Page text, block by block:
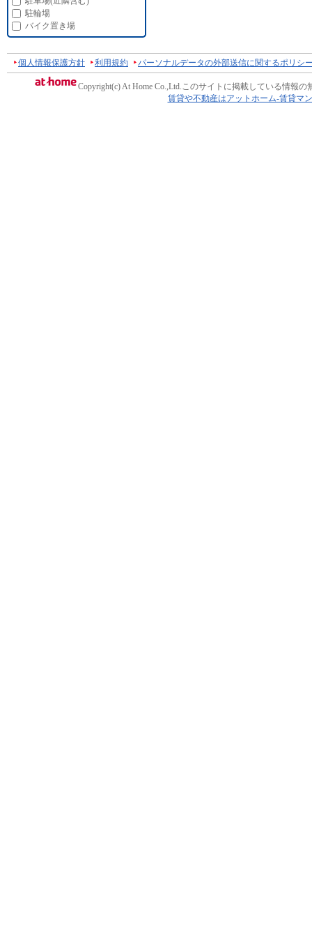
駐輪場
バイク置き場
個人情報保護方針 利用規約 パーソナルデータの外部送信に関するポリシ
Copyright(c) At Home Co.,Ltd.このサイトに掲載している情報の
賃貸や不動産はアットホーム-賃貸マ